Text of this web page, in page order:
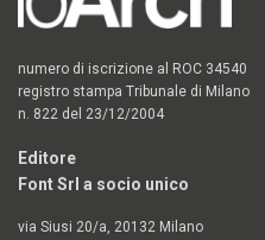
numero di iscrizione al ROC 34540
registro stampa Tribunale di Milano
n. 822 del 23/12/2004
Editore
Font Srl a socio unico
via Siusi 20/a, 20132 Milano